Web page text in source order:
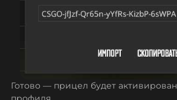
Готово — прицел будет